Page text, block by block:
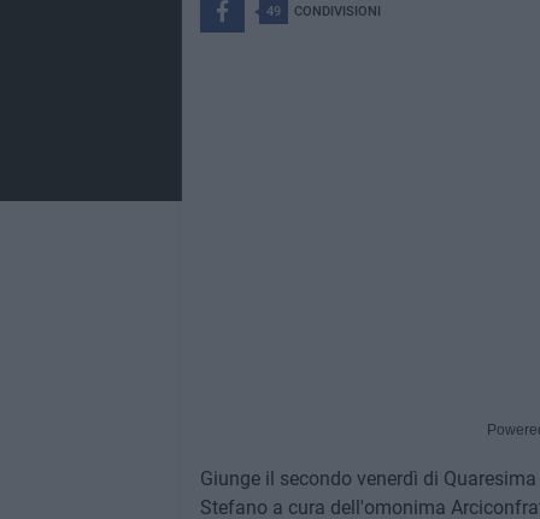
49 CONDIVISIONI
Giunge il secondo venerdì di
Stefano a cura dell'omonima